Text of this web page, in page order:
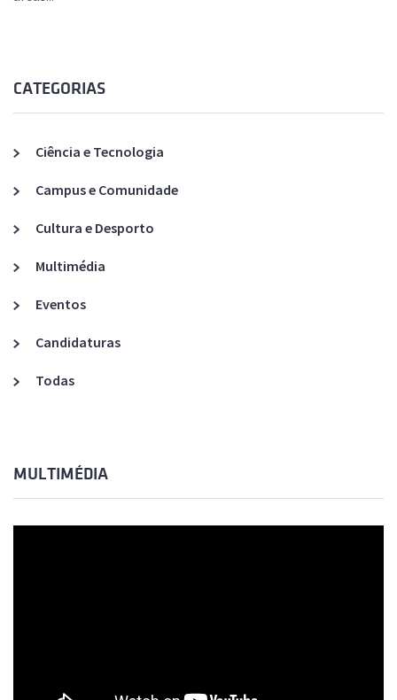
CATEGORIAS
Ciência e Tecnologia
Campus e Comunidade
Cultura e Desporto
Multimédia
Eventos
Candidaturas
Todas
MULTIMÉDIA